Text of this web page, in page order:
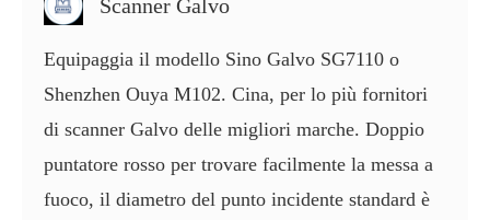
Scanner Galvo
Equipaggia il modello Sino Galvo SG7110 o
Shenzhen Ouya M102. Cina, per lo più fornitori
di scanner Galvo delle migliori marche. Doppio
puntatore rosso per trovare facilmente la messa a
fuoco, il diametro del punto incidente standard è